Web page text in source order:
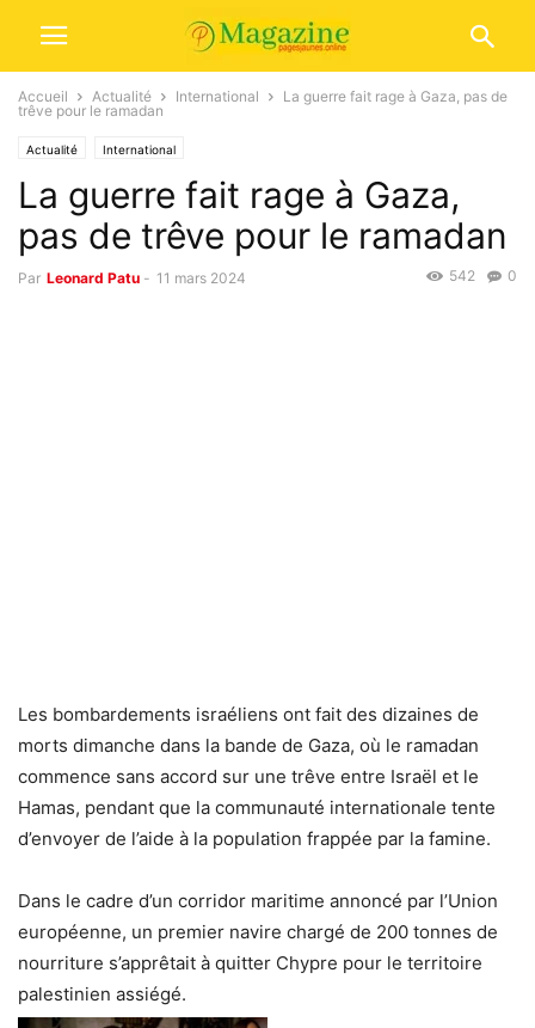
Accueil Actualité International
La guerre fait rage à Gaza, pas de
trêve pour le ramadan
Actualité International
La guerre fait rage à Gaza,
pas de trêve pour le ramadan
Par Leonard Patu - 11 mars 2024 0
542
Les bombardements israéliens ont fait des dizaines de
morts dimanche dans la bande de Gaza, où le ramadan
commence sans accord sur une trêve entre Israël et le
Hamas, pendant que la communauté internationale tente
d’envoyer de l’aide à la population frappée par la famine.
Dans le cadre d’un corridor maritime annoncé par l’Union
européenne, un premier navire chargé de 200 tonnes de
nourriture s’apprêtait à quitter Chypre pour le territoire
palestinien assiégé.